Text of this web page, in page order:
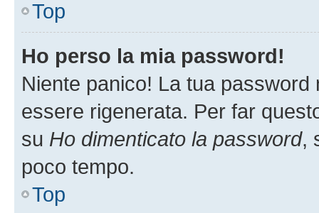
Top
Ho perso la mia password!
Niente panico! La tua
essere rigenerata. Per far
su Ho dimenticato la password,
poco tempo.
Top